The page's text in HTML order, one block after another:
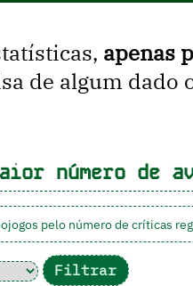
apenas
de algum dado
número de
pelo número de críticas